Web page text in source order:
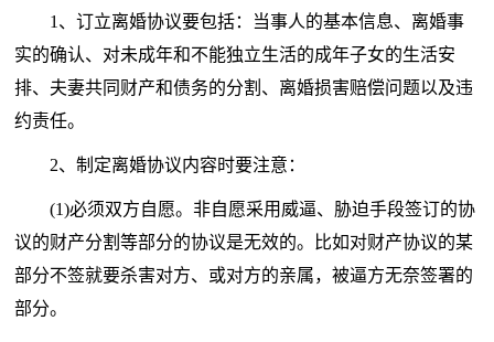
1、订立离婚协议要包括：当事人的基本信息、离婚事
实的确认、对未成年和不能独立生活的成年子女的生活安
排、夫妻共同财产和债务的分割、离婚损害赔偿问题以及违
约责任。
2、制定离婚协议内容时要注意：
(1)必须双方自愿。非自愿采用威逼、胁迫手段签订的协
议的财产分割等部分的协议是无效的。比如对财产协议的某
部分不签就要杀害对方、或对方的亲属，被逼方无奈签署的
部分。